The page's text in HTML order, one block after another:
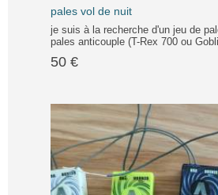
pales vol de nuit
je suis à la recherche d'un jeu de
pales anticouple (T-Rex 700 ou
50 €